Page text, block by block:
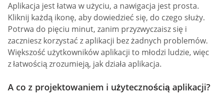
Aplikacja jest łatwa w użyciu, a nawigacja jest prosta.
Kliknij każdą ikonę, aby dowiedzieć się, do czego służy.
Potrwa do pięciu minut, zanim przyzwyczaisz się i
zaczniesz korzystać z aplikacji bez żadnych problemów.
Większość użytkowników aplikacji to młodzi ludzie, więc
z łatwością zrozumieją, jak działa aplikacja.
A co z projektowaniem i użytecznością aplikacji?